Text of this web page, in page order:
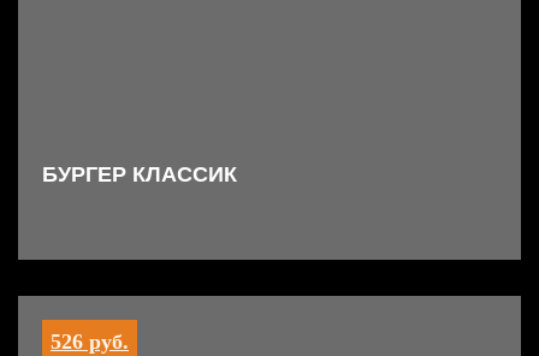
БУРГЕР КЛАССИК
526 руб.